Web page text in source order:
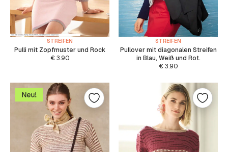
STREIFEN
Pulli mit Zopfmuster und Rock
€3.90
STREIFEN
Pullover mit diagonalen Streifen
in Blau, Weiß und Rot.
€3.90